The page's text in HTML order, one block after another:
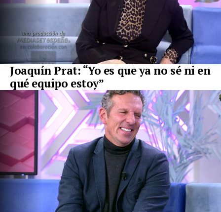
Joaquín Prat: “Yo es que ya no sé ni en
qué equipo estoy”